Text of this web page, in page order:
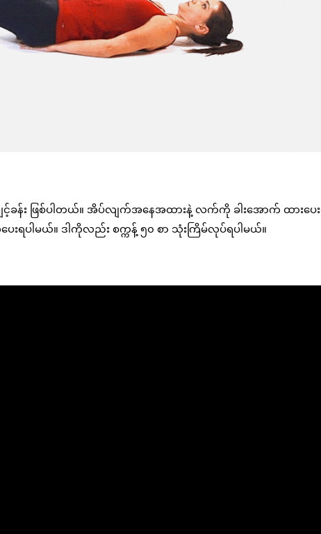
န်း ဖြစ်ပါတယ်။ အိပ်လျက်အနေအထားနဲ့ လက်ကို ခါးအောက် ထားပေး
ရပါမယ်။ ဒါကိုလည်း စက္ကန့် ၅၀ စာ သုံးကြိမ်လုပ်ရပါမယ်။